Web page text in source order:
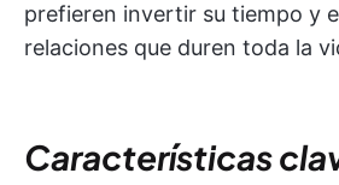
prefieren invertir su tiempo y
relaciones que duren toda la
Características